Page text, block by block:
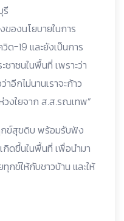
รี
ของนโยบายในการ
ด-19 และยังเป็นการ
าชนในพื้นที่ เพราะว่า
าอีกไม่นานเราจะก้าว
งใยจาก ส.ส.รณเทพ”
ข์สุขดิบ พร้อมรับฟัง
กิดขึ้นในพื้นที่ เพื่อนำมา
กข์ให้กับชาวบ้าน และให้